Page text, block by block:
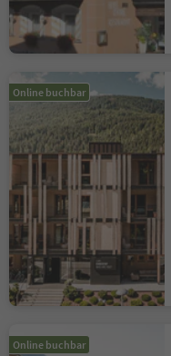
Online buchbar
Online buchbar